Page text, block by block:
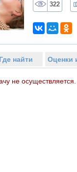
322
Где найти Оценки
не осуществляется.